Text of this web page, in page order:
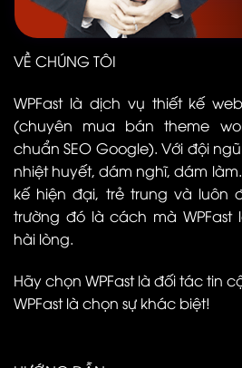
VỀ CHÚNG TÔI
WPFast là dịch vụ thiết kế
(chuyên mua bán theme
chuẩn SEO Google). Với đội
nhiệt huyết, dám nghĩ, dám
kế hiện đại, trẻ trung và luôn
trường đó là cách mà
hài lòng.
Hãy chọn WPFast là đối tác tin
WPFast là chọn sự khác biệt!